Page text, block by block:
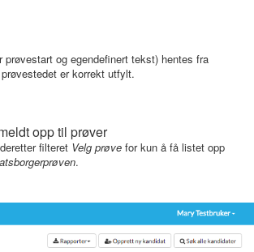
og egendefinert tekst) hentes fra
er korrekt utfylt.
opp til prøver
filteret Velg prøve for kun å få listet opp
.